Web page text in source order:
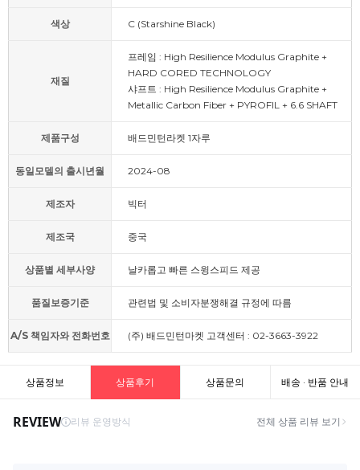
색상 C (Starshine Black)
재질
프레임 : High Resilience Modulus Graphite +
HARD CORED TECHNOLOGY
샤프트 : High Resilience Modulus Graphite +
Metallic Carbon Fiber + PYROFIL + 6.6 SHAFT
제품구성 배드민턴라켓 1자루
동일모델의 출시년월 2024-08
제조자 빅터
제조국 중국
상품별 세부사양 날카롭고 빠른 스윙스피드 제공
품질보증기준 관련법 및 소비자분쟁해결 규정에 따름
A/S 책임자와 전화번호 (주) 배드민턴마켓 고객센터 : 02-3663-3922
상품정보 상품후기 상품문의 배송 · 반품 안내